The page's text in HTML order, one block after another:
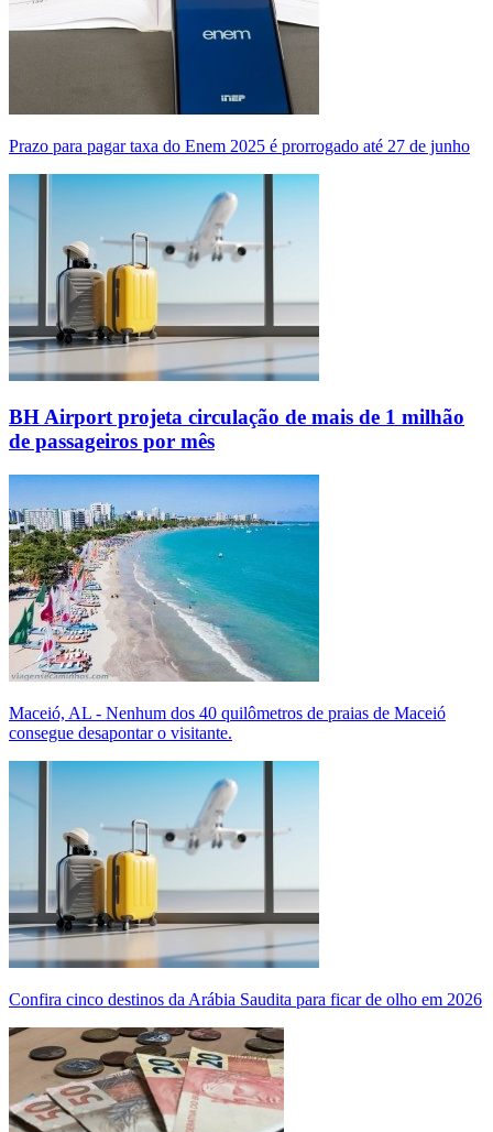
Prazo para pagar taxa do Enem 2025 é prorrogado até 27 de junho
BH Airport projeta circulação de mais de 1 milhão
de passageiros por mês
Maceió, AL - Nenhum dos 40 quilômetros de praias de Maceió
consegue desapontar o visitante.
Confira cinco destinos da Arábia Saudita para ficar de olho em 2026